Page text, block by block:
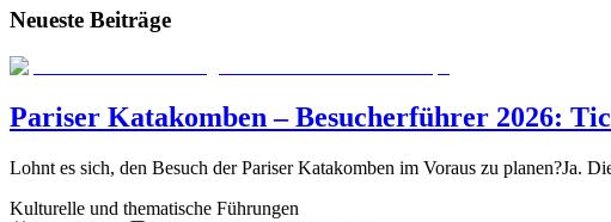
Neueste Beiträge
Pariser Katakomben – Besucherführer 2026:
Lohnt es sich, den Besuch der Pariser Katakomben im Voraus zu planen?Ja.
Kulturelle und thematische Führungen